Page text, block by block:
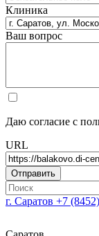
Клиника
Ваш вопрос
Даю согласие с
URL
г. Саратов +7